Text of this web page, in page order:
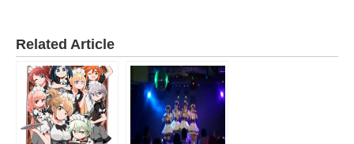
Related Article